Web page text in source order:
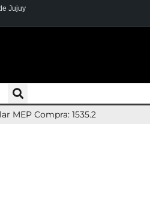
Jujuy
MEP Compra: 1535.2